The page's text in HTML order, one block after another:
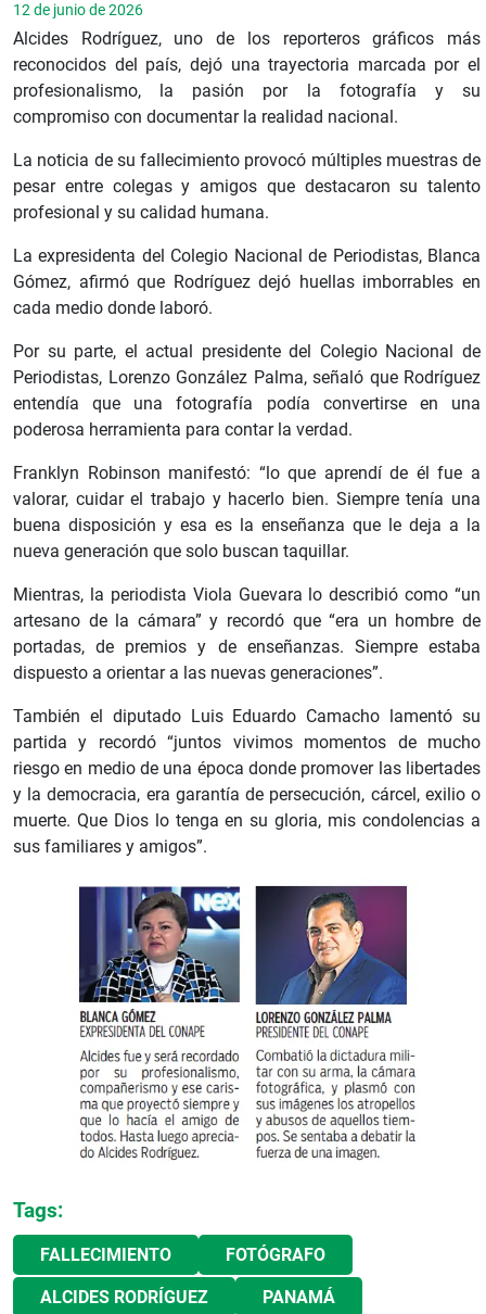
12 de junio de 2026
Alcides Rodríguez, uno de los reporteros gráficos más
reconocidos del país, dejó una trayectoria marcada por el
profesionalismo, la pasión por la fotografía y su
compromiso con documentar la realidad nacional.
La noticia de su fallecimiento provocó múltiples muestras de
pesar entre colegas y amigos que destacaron su talento
profesional y su calidad humana.
La expresidenta del Colegio Nacional de Periodistas, Blanca
Gómez, afirmó que Rodríguez dejó huellas imborrables en
cada medio donde laboró.
Por su parte, el actual presidente del Colegio Nacional de
Periodistas, Lorenzo González Palma, señaló que Rodríguez
entendía que una fotografía podía convertirse en una
poderosa herramienta para contar la verdad.
Franklyn Robinson manifestó: “lo que aprendí de él fue a
valorar, cuidar el trabajo y hacerlo bien. Siempre tenía una
buena disposición y esa es la enseñanza que le deja a la
nueva generación que solo buscan taquillar.
Mientras, la periodista Viola Guevara lo describió como “un
artesano de la cámara” y recordó que “era un hombre de
portadas, de premios y de enseñanzas. Siempre estaba
dispuesto a orientar a las nuevas generaciones”.
También el diputado Luis Eduardo Camacho lamentó su
partida y recordó “juntos vivimos momentos de mucho
riesgo en medio de una época donde promover las libertades
y la democracia, era garantía de persecución, cárcel, exilio o
muerte. Que Dios lo tenga en su gloria, mis condolencias a
sus familiares y amigos”.
Tags:
FALLECIMIENTO FOTÓGRAFO
ALCIDES RODRÍGUEZ PANAMÁ